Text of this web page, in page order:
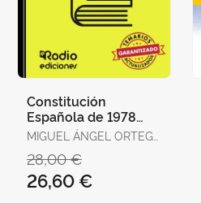
Constitución
Española de 1978
para Oposiciones.
Artículos, Re
MIGUEL ÁNGEL ORTEGA
28,00 €
26,60 €